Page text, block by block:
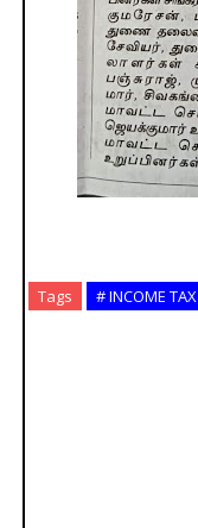
Tags # INCOME TAX